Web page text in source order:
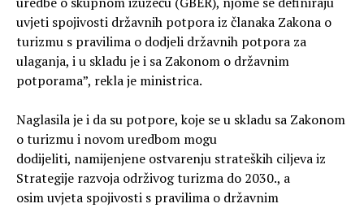
uvjeti spojivosti državnih potpora iz članaka Zakona o
turizmu s pravilima o dodjeli državnih potpora za
ulaganja, i u skladu je i sa Zakonom o državnim
potporama”, rekla je ministrica.
Naglasila je i da su potpore, koje se u skladu sa Zakonom
o turizmu i novom uredbom mogu
dodijeliti, namijenjene ostvarenju strateških ciljeva iz
Strategije razvoja održivog turizma do 2030., a
osim uvjeta spojivosti s pravilima o državnim